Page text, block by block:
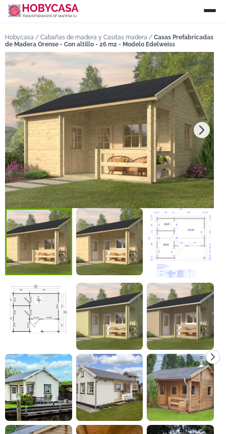
Hobycasa / Cabañas de madera y Casitas madera / Casas Prefabricadas
de Madera Orense - Con altillo - 26 m2 - Modelo Edelweiss